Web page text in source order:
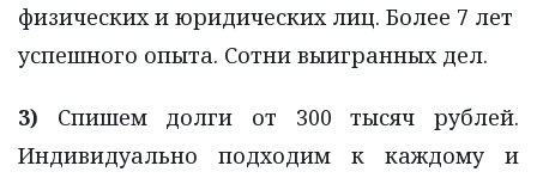
физических и юридических лиц. Более 7 лет
успешного опыта. Сотни выигранных дел.
3) Спишем долги от 300 тысяч рублей.
Индивидуально подходим к каждому и